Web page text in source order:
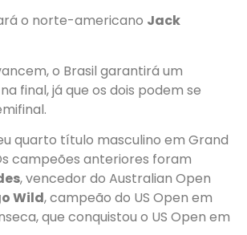
o norte-americano Jack
o Brasil garantirá um
final, já que os dois podem se
quarto título masculino em Grand
campeões anteriores foram
, vencedor do Australian Open
Wild, campeão do US Open em
que conquistou o US Open em